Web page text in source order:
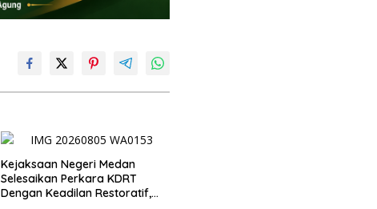
Kejaksaan Negeri Medan
Selesaikan Perkara KDRT
Dengan Keadilan Restoratif,